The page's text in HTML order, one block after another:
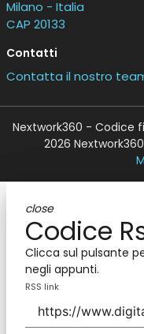
Milano - Italia
CAP 20133
Contatti
Contatta il nostro
Nextwork360 - Codice
2026 Nextwork360.
close
Codice
Clicca sul pulsante
negli appunti.
RSS link